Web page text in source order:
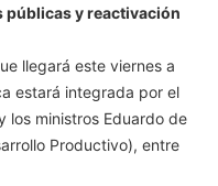
y reactivación
llegará este viernes a
estará integrada por el
los ministros Eduardo de
Productivo), entre